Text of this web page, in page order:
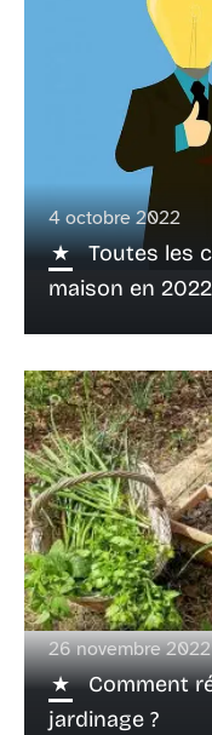
4 octobre 2022
Toutes les
maison en 2022
26 novembre 2022
Comment
jardinage ?